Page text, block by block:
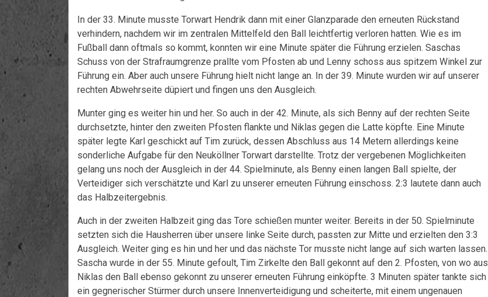
In der 33. Minute musste Torwart Hendrik dann mit einer Glanzparade den erneuten Rückstand
verhindern, nachdem wir im zentralen Mittelfeld den Ball leichtfertig verloren hatten. Wie es im
Fußball dann oftmals so kommt, konnten wir eine Minute später die Führung erzielen. Saschas
Schuss von der Strafraumgrenze prallte vom Pfosten ab und Lenny schoss aus spitzem Winkel zur
Führung ein. Aber auch unsere Führung hielt nicht lange an. In der 39. Minute wurden wir auf unserer
rechten Abwehrseite düpiert und fingen uns den Ausgleich.
Munter ging es weiter hin und her. So auch in der 42. Minute, als sich Benny auf der rechten Seite
durchsetzte, hinter den zweiten Pfosten flankte und Niklas gegen die Latte köpfte. Eine Minute
später legte Karl geschickt auf Tim zurück, dessen Abschluss aus 14 Metern allerdings keine
sonderliche Aufgabe für den Neuköllner Torwart darstellte. Trotz der vergebenen Möglichkeiten
gelang uns noch der Ausgleich in der 44. Spielminute, als Benny einen langen Ball spielte, der
Verteidiger sich verschätzte und Karl zu unserer erneuten Führung einschoss. 2:3 lautete dann auch
das Halbzeitergebnis.
Auch in der zweiten Halbzeit ging das Tore schießen munter weiter. Bereits in der 50. Spielminute
setzten sich die Hausherren über unsere linke Seite durch, passten zur Mitte und erzielten den 3:3
Ausgleich. Weiter ging es hin und her und das nächste Tor musste nicht lange auf sich warten lassen.
Sascha wurde in der 55. Minute gefoult, Tim Zirkelte den Ball gekonnt auf den 2. Pfosten, von wo aus
Niklas den Ball ebenso gekonnt zu unserer erneuten Führung einköpfte. 3 Minuten später tankte sich
ein gegnerischer Stürmer durch unsere Innenverteidigung und scheiterte, mit einem ungenauen